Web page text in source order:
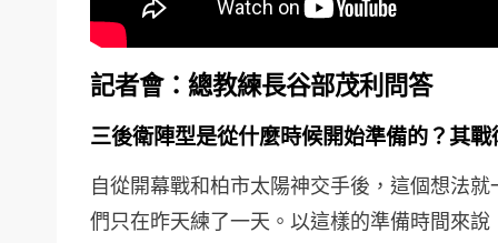
記者會：總教練長谷部茂利問答
三後衛陣型是從什麼時候開始準備的？其
自從開幕戰和柏市太陽神交手後，這個想法
們只在昨天練了一天。以這樣的準備時間來